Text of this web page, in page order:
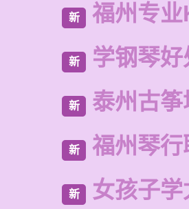
新 福州专
新 学钢琴
新 泰州古
新 福州琴
新 女孩子